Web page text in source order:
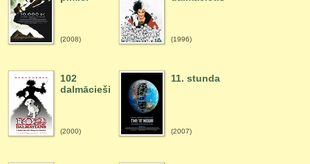
(2008) (1996)
102
dalmācieši
(2000)
11. stunda
(2007)